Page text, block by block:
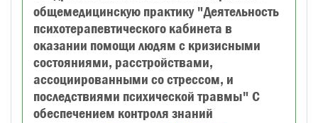
общемедицинскую практику "Деятельность
психотерапевтического кабинета в
оказании помощи людям с кризисными
состояниями, расстройствами,
ассоциированными со стрессом, и
последствиями психической травмы" С
обеспечением контроля знаний